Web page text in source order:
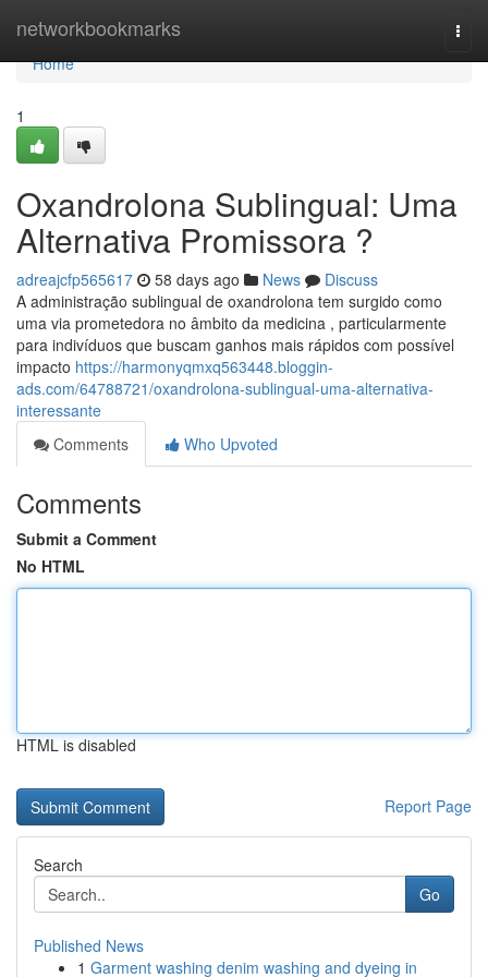
networkbookmarks
Home
Home
1
Oxandrolona Sublingual: Uma
Alternativa Promissora ?
adreajcfp565617 58 days ago News
Discuss
A administração sublingual de oxandrolona tem surgido como
uma via prometedora no âmbito da medicina , particularmente
para indivíduos que buscam ganhos mais rápidos com possível
impacto https://harmonyqmxq563448.bloggin-
ads.com/64788721/oxandrolona-sublingual-uma-alternativa-
interessante
Comments
Who Upvoted
Comments
Submit a Comment
No HTML
HTML is disabled
Report Page
Search
Go
Published News
1 Garment washing denim washing and dyeing in